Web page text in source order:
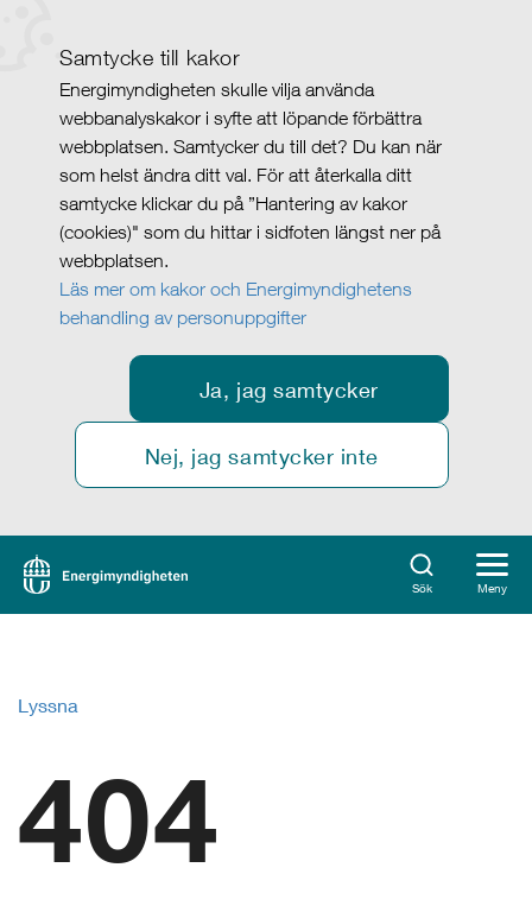
Samtycke till kakor
Energimyndigheten skulle vilja använda
webbanalyskakor i syfte att löpande förbättra
webbplatsen. Samtycker du till det? Du kan när
som helst ändra ditt val. För att återkalla ditt
samtycke klickar du på ”Hantering av kakor
(cookies)" som du hittar i sidfoten längst ner på
webbplatsen.
Läs mer om kakor och Energimyndighetens
behandling av personuppgifter
Ja, jag samtycker
Nej, jag samtycker inte
Sök Meny
Lyssna
404